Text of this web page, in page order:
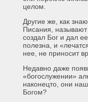
целом.
Другие же, как
Писания,
создал Бог и дал
полезна, и
нее, не приносит
Недавно даже
«богослужении»
наконец­то, они
Богом?